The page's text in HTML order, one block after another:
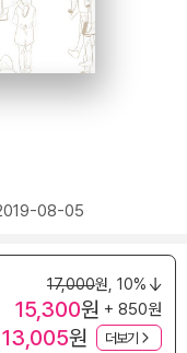
08-05
17,000원, 10%
15,300원 + 850원
13,005원 더보기